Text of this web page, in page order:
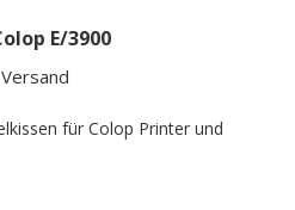
E/3900
für Colop Printer und